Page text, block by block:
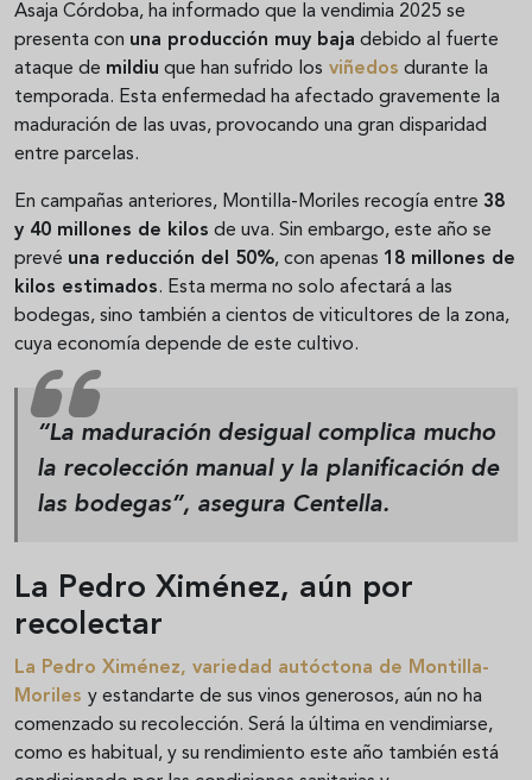
Asaja Córdoba, ha informado que la vendimia 2025 se
presenta con una producción muy baja debido al fuerte
ataque de mildiu que han sufrido los viñedos durante la
temporada. Esta enfermedad ha afectado gravemente la
maduración de las uvas, provocando una gran disparidad
entre parcelas.
En campañas anteriores, Montilla-Moriles recogía entre 38
y 40 millones de kilos de uva. Sin embargo, este año se
prevé una reducción del 50%, con apenas 18 millones de
kilos estimados. Esta merma no solo afectará a las
bodegas, sino también a cientos de viticultores de la zona,
cuya economía depende de este cultivo.
“La maduración desigual complica mucho
la recolección manual y la planificación de
las bodegas”, asegura Centella.
La Pedro Ximénez, aún por
recolectar
La Pedro Ximénez, variedad autóctona de Montilla-
Moriles y estandarte de sus vinos generosos, aún no ha
comenzado su recolección. Será la última en vendimiarse,
como es habitual, y su rendimiento este año también está